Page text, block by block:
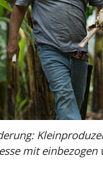
mit